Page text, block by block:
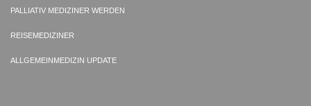
PALLIATIV MEDIZINER WERDEN
REISEMEDIZINER
ALLGEMEINMEDIZIN UPDATE